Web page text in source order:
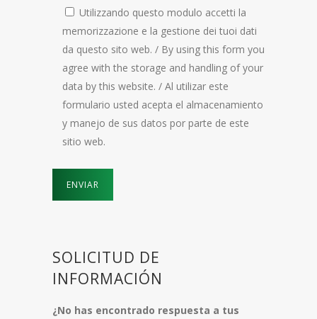
Utilizzando questo modulo accetti la
memorizzazione e la gestione dei tuoi dati
da questo sito web. / By using this form you
agree with the storage and handling of your
data by this website. / Al utilizar este
formulario usted acepta el almacenamiento
y manejo de sus datos por parte de este
sitio web.
SOLICITUD DE
INFORMACIÓN
¿No has encontrado respuesta a tus